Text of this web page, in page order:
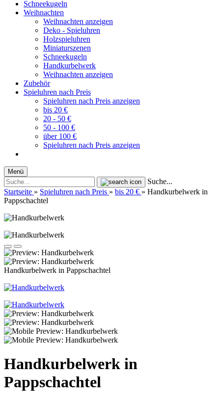
Schneekugeln
Weihnachten
Weihnachten anzeigen
Deko - Spieluhren
Holzspieluhren
Miniaturszenen
Schneekugeln
Handkurbelwerk
Weihnachten anzeigen
Zubehör
Spieluhren nach Preis
Spieluhren nach Preis anzeigen
bis 20 €
20 - 50 €
50 - 100 €
über 100 €
Spieluhren nach Preis anzeigen
Menü
Suche...
Startseite » Spieluhren nach Preis » bis 20 € » Handkurbelwerk in
Pappschachtel
Handkurbelwerk in Pappschachtel
Handkurbelwerk in
Pappschachtel